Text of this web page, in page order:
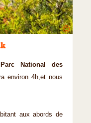
©
Parc National des
environ 4h,et nous
aux abords de